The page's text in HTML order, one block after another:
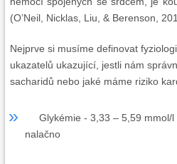
(O’Neil, Nicklas, Liu, & Berenson,
Nejprve si musíme definovat
ukazatelů ukazující, jestli nám
sacharidů nebo jaké máme riziko
Glykémie - 3,33 – 5,59 mmol/l
nalačno